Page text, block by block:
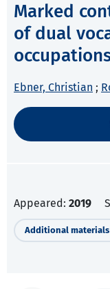
Marked
of dual
Ebner, Christian ;
Appeared: 2019
Additional